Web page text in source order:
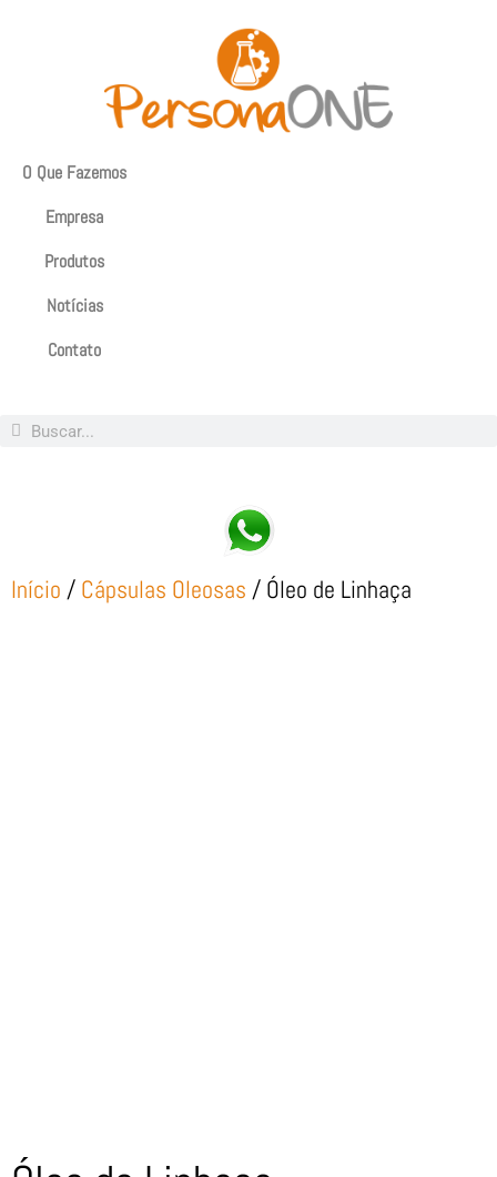
O Que Fazemos
Empresa
Produtos
Notícias
Contato
Início / Cápsulas Oleosas / Óleo de Linhaça